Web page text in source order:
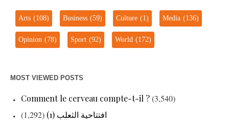
Arts(108) Business(59) Culture(1) Media(136)
Opinion(78) Sport(92) World(172)
MOST VIEWED POSTS
Comment le cerveau compte-t-il ?(3,540)
افتتاحية الثعلب (1)
(1,292)